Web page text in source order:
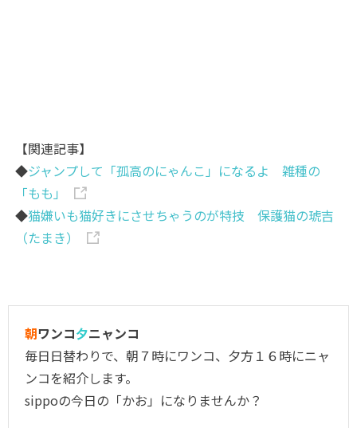
【関連記事】
◆ジャンプして「孤高のにゃんこ」になるよ 雑種の
「もも」
◆猫嫌いも猫好きにさせちゃうのが特技 保護猫の琥吉
（たまき）
朝ワンコ夕ニャンコ
毎日日替わりで、朝７時にワンコ、夕方１６時にニャ
ンコを紹介します。
sippoの今日の「かお」になりませんか？